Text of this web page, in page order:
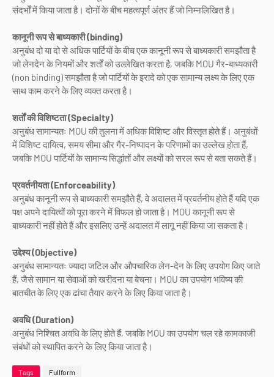
संदर्भों में किया जाता है। दोनों के बीच महत्वपूर्ण अंतर हैं जो निम्नलिखित है।
कानूनी रूप से बाध्यकारी (binding)
अनुबंध दो या दो से अधिक पार्टियों के बीच एक कानूनी रूप से बाध्यकारी समझौता है
जो लेनदेन के नियमों और शर्तों को उल्लेखित करता है, जबकि MOU गैर-बाध्यकारी
(non binding) समझौता है जो पार्टियों के इरादे को एक सामान्य लक्ष्य के लिए एक
साथ काम करने के लिए व्यक्त करता है।
शर्तों की विशिष्टता (Specialty)
अनुबंध सामान्यतः MOU की तुलना में अधिक विशिष्ट और विस्तृत होते हैं। अनुबंधों
में विशिष्ट दायित्व, समय सीमा और गैर-निष्पादन के परिणामों का उल्लेख होता हैं,
जबकि MOU पार्टियों के सामान्य सिद्धांतों और लक्ष्यों को सरल रूप से बता सकते हैं।
प्रवर्तनीयता (Enforceability)
अनुबंध कानूनी रूप से बाध्यकारी समझौते हैं, वे अदालत में प्रवर्तनीय होते हैं यदि एक
पक्ष अपने दायित्वों को पूरा करने में विफल हो जाता है। MOU कानूनी रूप से
बाध्यकारी नहीं होते हैं और इसलिए उन्हें अदालत में लागू नहीं किया जा सकता है।
उद्देश्य (Objective)
अनुबंध सामान्यतः ज्यादा जटिल और औपचारिक लेन-देन के लिए उपयोग किए जाते
हैं, जैसे सामान या सेवाओं को खरीदना या बेचना। MOU का उपयोग भविष्य की
बातचीत के लिए एक ढांचा तैयार करने के लिए किया जाता है।
अवधि (Duration)
अनुबंध निश्चित अवधि के लिए होते हैं, जबकि MOU का उपयोग चल रहे कामकाजी
संबंधों को स्थापित करने के लिए किया जाता है।
Tags Fullform